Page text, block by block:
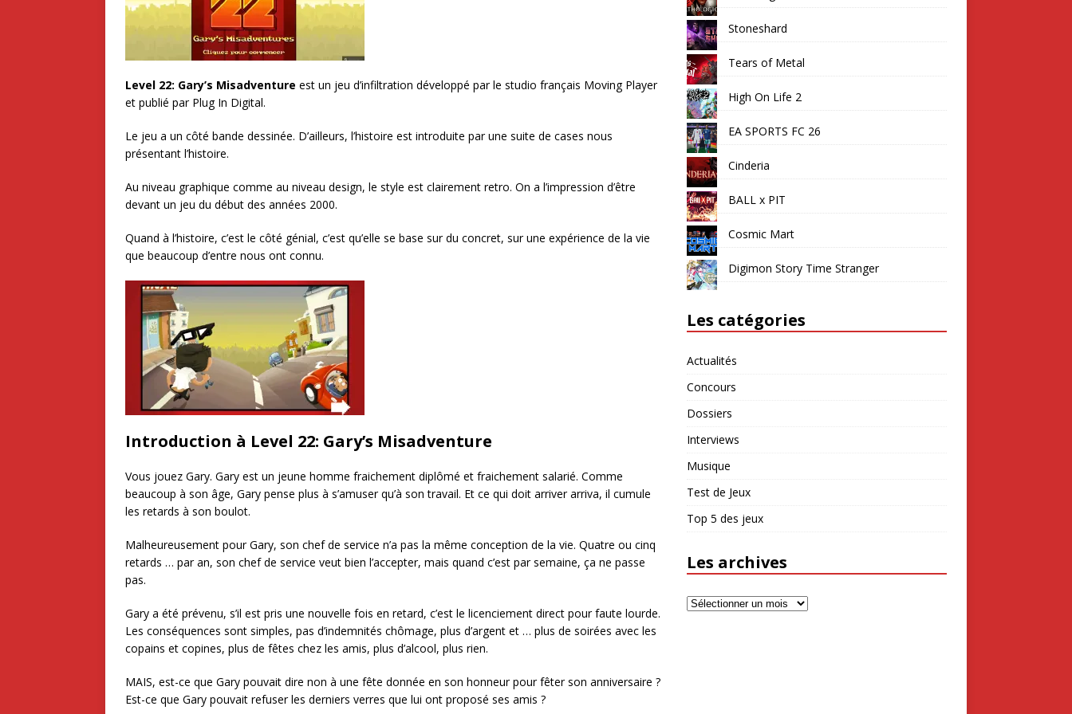
Level 22: Gary’s Misadventure est un jeu d’infiltration développé par le studio français Moving Player
et publié par Plug In Digital.
Le jeu a un côté bande dessinée. D’ailleurs, l’histoire est introduite par une suite de cases nous
présentant l’histoire.
Au niveau graphique comme au niveau design, le style est clairement retro. On a l’impression d’être
devant un jeu du début des années 2000.
Quand à l’histoire, c’est le côté génial, c’est qu’elle se base sur du concret, sur une expérience de la vie
que beaucoup d’entre nous ont connu.
Introduction à Level 22: Gary’s Misadventure
Vous jouez Gary. Gary est un jeune homme fraichement diplômé et fraichement salarié. Comme
beaucoup à son âge, Gary pense plus à s’amuser qu’à son travail. Et ce qui doit arriver arriva, il cumule
les retards à son boulot.
Malheureusement pour Gary, son chef de service n’a pas la même conception de la vie. Quatre ou cinq
retards … par an, son chef de service veut bien l’accepter, mais quand c’est par semaine, ça ne passe
pas.
Gary a été prévenu, s’il est pris une nouvelle fois en retard, c’est le licenciement direct pour faute lourde.
Les conséquences sont simples, pas d’indemnités chômage, plus d’argent et … plus de soirées avec les
copains et copines, plus de fêtes chez les amis, plus d’alcool, plus rien.
MAIS, est-ce que Gary pouvait dire non à une fête donnée en son honneur pour fêter son anniversaire ?
Est-ce que Gary pouvait refuser les derniers verres que lui ont proposé ses amis ?
Stoneshard
Tears of Metal
High On Life 2
EA SPORTS FC 26
Cinderia
BALL x PIT
Cosmic Mart
Digimon Story Time Stranger
Les catégories
Actualités
Concours
Dossiers
Interviews
Musique
Test de Jeux
Top 5 des jeux
Les archives